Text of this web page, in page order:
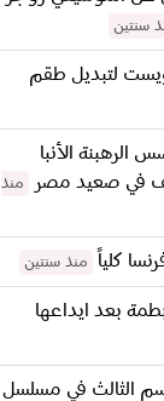
سنتين
لتبديل طقم
الأنبا
في صعيد مصر
منذ
كلياً منذ سنتين
بعد ايداعها
الثالث في مسلسل